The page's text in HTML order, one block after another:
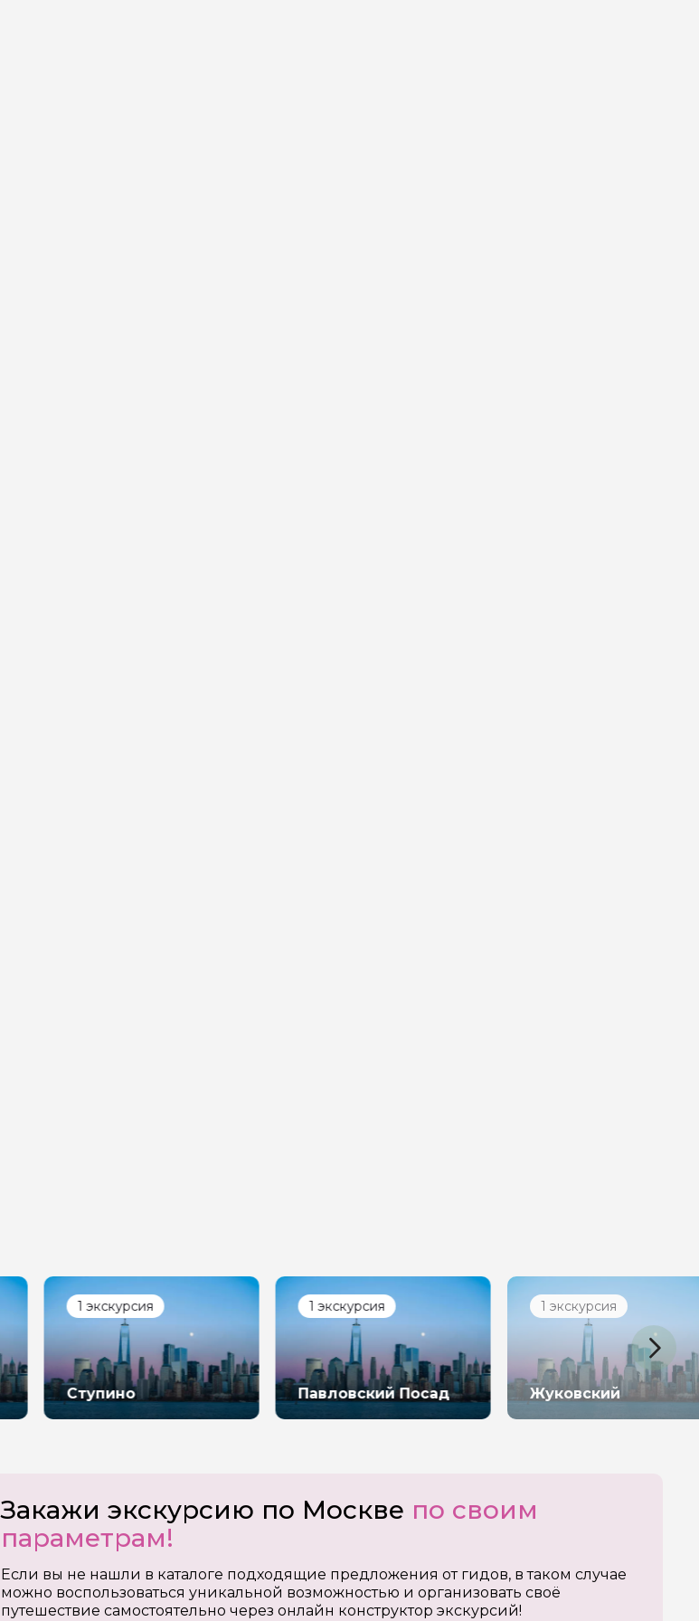
1 экскурсия
Ступино
1 экскурсия
Павловский Посад
1 экскурсия
Жуковский
Закажи экскурсию по Москве по своим
параметрам!
Если вы не нашли в каталоге подходящие предложения от гидов, в таком случае
можно воспользоваться уникальной возможностью и организовать своё
путешествие самостоятельно через онлайн конструктор экскурсий!